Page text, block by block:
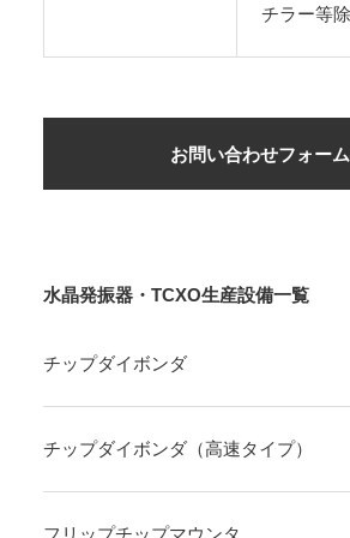
チラー等除
お問い合わせフォー
水晶発振器・TCXO生産設備一覧
チップダイボンダ
チップダイボンダ（高速タイプ）
フリップチップマウンタ